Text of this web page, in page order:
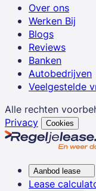
Over ons
Werken Bij
Blogs
Reviews
Banken
Autobedrijven
Veelgestelde
Alle rechten
Privacy
Cookies
Aanbod lease
Lease